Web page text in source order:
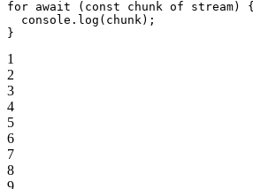
for await ( const chunk of stream) {
  console.
log (chunk);
}
1
2
3
4
5
6
7
8